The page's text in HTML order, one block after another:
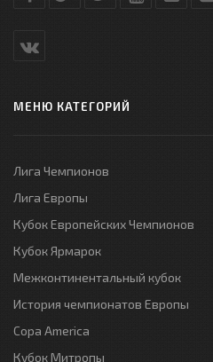
МЕНЮ КАТЕГОРИЙ
Лига Чемпионов
Лига Европы
Кубок Европейских Чемпионов
Кубок Ярмарок
Межконтинентальный кубок
История чемпионатов Европы
Copa America
Кубок Митропы